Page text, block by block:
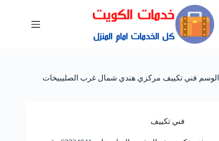
الوسم فني تكييف مركزي هندي شمال غرب الصليبيخات
فني تكييف